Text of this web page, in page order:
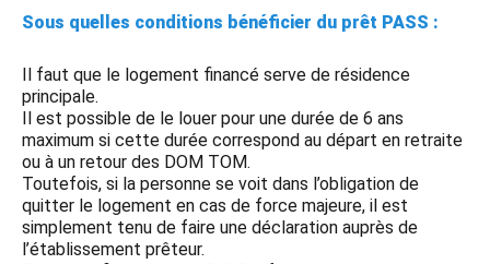
Sous quelles conditions bénéficier du prêt PASS :
Il faut que le logement financé serve de résidence
principale.
Il est possible de le louer pour une durée de 6 ans
maximum si cette durée correspond au départ en retraite
ou à un retour des DOM TOM.
Toutefois, si la personne se voit dans l’obligation de
quitter le logement en cas de force majeure, il est
simplement tenu de faire une déclaration auprès de
l’établissement prêteur.